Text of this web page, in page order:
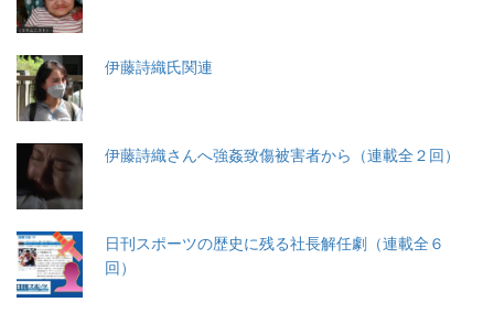
伊藤詩織氏関連
伊藤詩織さんへ強姦致傷被害者から（連載全２回）
日刊スポーツの歴史に残る社長解任劇（連載全６
回）